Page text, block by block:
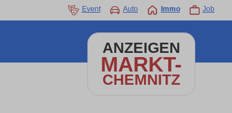
Event Auto Immo Job
ANZEIGEN
MARKT-
CHEMNITZ